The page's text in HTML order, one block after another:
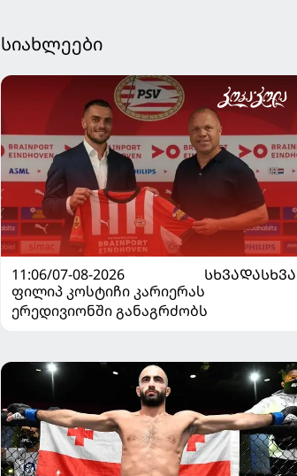
სიახლეები
11:06/07-08-2026
ᲡᲮᲕᲐᲓᲐᲡᲮᲕᲐ
ფილიპ კოსტიჩი კარიერას
ერედივიონში განაგრძობს